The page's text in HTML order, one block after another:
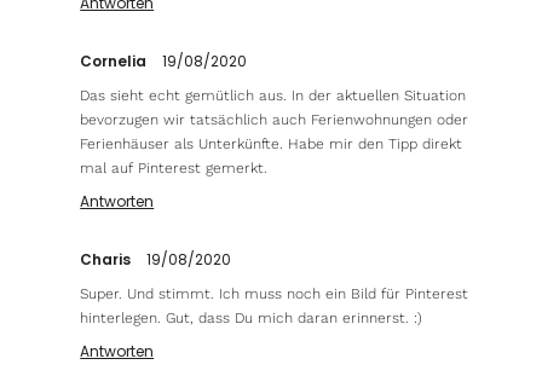
Cornelia 19/08/2020
Das sieht echt gemütlich aus. In der aktuellen Situation
bevorzugen wir tatsächlich auch Ferienwohnungen oder
Ferienhäuser als Unterkünfte. Habe mir den Tipp direkt
mal auf Pinterest gemerkt.
Antworten
Charis 19/08/2020
Super. Und stimmt. Ich muss noch ein Bild für Pinterest
hinterlegen. Gut, dass Du mich daran erinnerst. :)
Antworten